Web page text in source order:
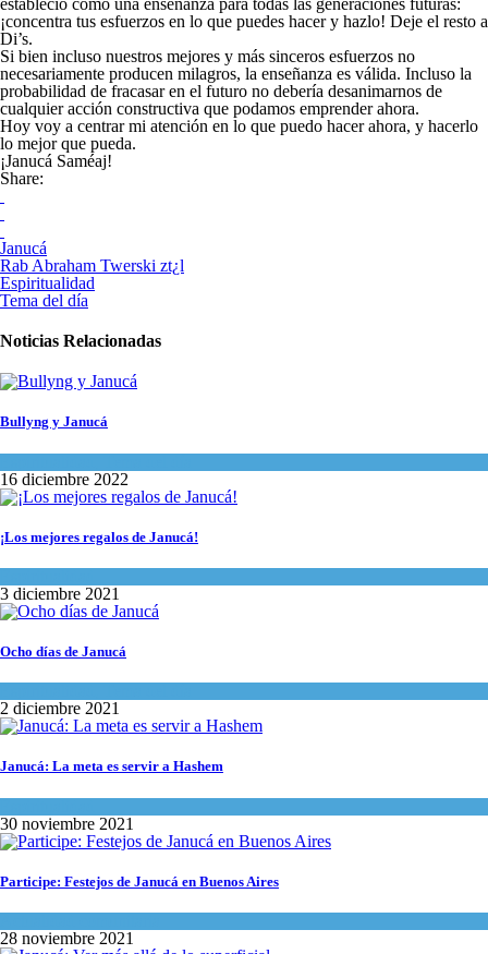
¡concentra tus esfuerzos en lo que puedes hacer y hazlo! Deje el resto a
Di’s.
Si bien incluso nuestros mejores y más sinceros esfuerzos no
necesariamente producen milagros, la enseñanza es válida. Incluso la
probabilidad de fracasar en el futuro no debería desanimarnos de
cualquier acción constructiva que podamos emprender ahora.
Hoy voy a centrar mi atención en lo que puedo hacer ahora, y hacerlo
lo mejor que pueda.
¡Janucá Saméaj!
Share:
Janucá
Rab Abraham Twerski zt¿l
Espiritualidad
Tema del día
Noticias Relacionadas
Bullyng y Janucá
16 diciembre 2022
¡Los mejores regalos de Janucá!
3 diciembre 2021
Ocho días de Janucá
2 diciembre 2021
Janucá: La meta es servir a Hashem
30 noviembre 2021
Participe: Festejos de Janucá en Buenos Aires
28 noviembre 2021